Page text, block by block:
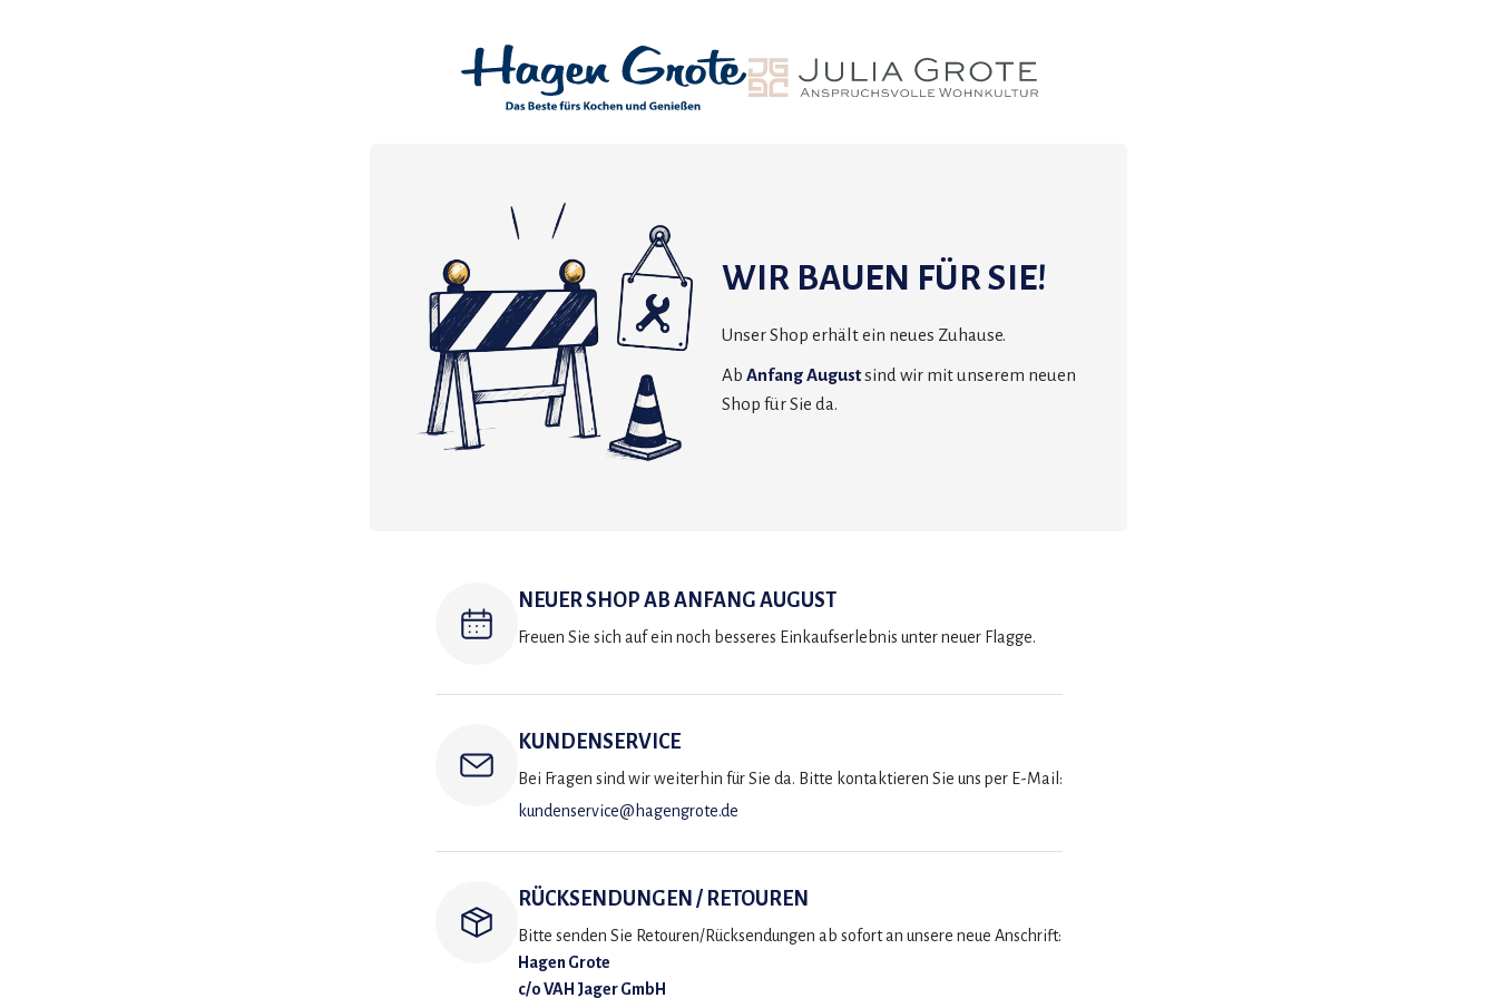
WIR BAUEN FÜR SIE!
Unser Shop erhält ein neues Zuhause.
Ab Anfang Augustsind wir mit unserem neuen
Shop für Sie da.
NEUER SHOP AB ANFANG AUGUST
Freuen Sie sich auf ein noch besseres Einkaufserlebnis unter neuer Flagge.
KUNDENSERVICE
Bei Fragen sind wir weiterhin für Sie da. Bitte kontaktieren Sie uns per E-Mail:
kundenservice@hagengrote.de
RÜCKSENDUNGEN / RETOUREN
Bitte senden Sie Retouren/Rücksendungen ab sofort an unsere neue Anschrift:
Hagen Grote
c/o VAH Jager GmbH